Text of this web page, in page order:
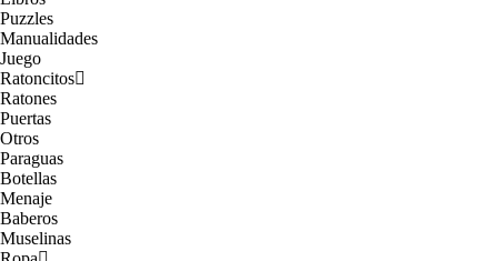
Puzzles
Manualidades
Juego
Ratoncitos
Ratones
Puertas
Otros
Paraguas
Botellas
Menaje
Baberos
Muselinas